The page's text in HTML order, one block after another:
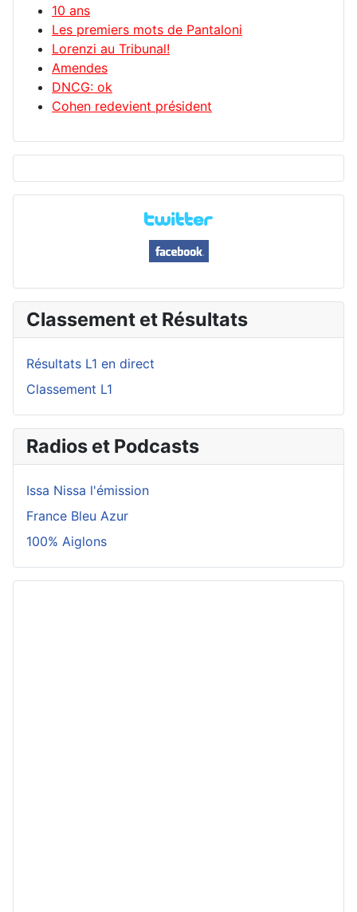
10 ans
Les premiers mots de Pantaloni
Lorenzi au Tribunal!
Amendes
DNCG: ok
Cohen redevient président
Classement et Résultats
Résultats L1 en direct
Classement L1
Radios et Podcasts
Issa Nissa l'émission
France Bleu Azur
100% Aiglons